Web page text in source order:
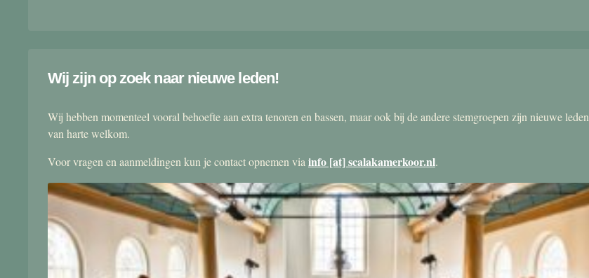
Wij zijn op zoek naar nieuwe leden!
Wij hebben momenteel vooral behoefte aan extra tenoren en bassen, maar ook bij de andere stemgroepen zijn nieuwe leden
van harte welkom.
Voor vragen en aanmeldingen kun je contact opnemen via info [at] scalakamerkoor.nl.